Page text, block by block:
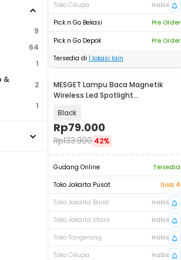
9
64
1
&
2
1
Toko Cikupa
Habis
Pick n Go Bekasi
Pre Order
Pick n Go Depok
Pre Order
Tersedia di 1 lokasi lain
MESGET Lampu Baca Magnetik
Wireless Led Spotlight
Black
Rp79.000
Rp133.900 42%
Gudang Online
Tersedia
Toko Jakarta Pusat
Sisa 4
Toko Jakarta Barat
Habis
Toko Jakarta Utara
Habis
Toko Tangerang
Habis
Toko Cikupa
Habis